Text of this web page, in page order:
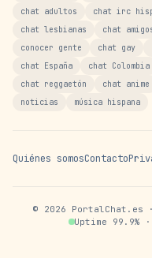
chat adultos
chat irc
chat lesbianas
chat
conocer gente
chat gay
chat España
chat Colombia
chat reggaetón
chat anime
noticias
música hispana
Quiénes somosContacto
© 2026 PortalChat.es
Uptime 99.9%